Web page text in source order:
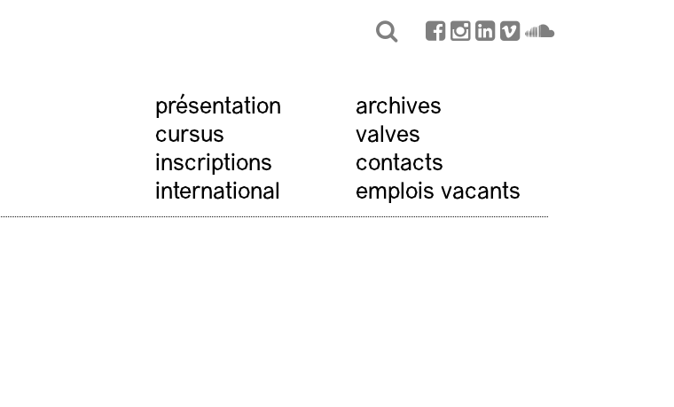
présentation
cursus
inscriptions
international
archives
valves
contacts
emplois vacants